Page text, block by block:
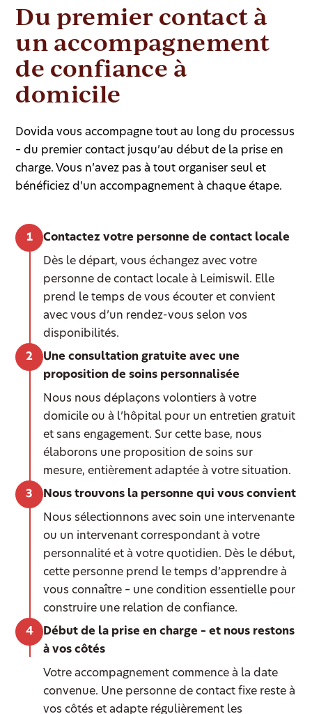
Du premier contact à
un accompagnement
de confiance à
domicile
Dovida vous accompagne tout au long du processus
– du premier contact jusqu’au début de la prise en
charge. Vous n’avez pas à tout organiser seul et
bénéficiez d’un accompagnement à chaque étape.
Contactez votre personne de contact locale
Dès le départ, vous échangez avec votre
personne de contact locale à Leimiswil. Elle
prend le temps de vous écouter et convient
avec vous d’un rendez-vous selon vos
disponibilités.
Une consultation gratuite avec une
proposition de soins personnalisée
Nous nous déplaçons volontiers à votre
domicile ou à l’hôpital pour un entretien gratuit
et sans engagement. Sur cette base, nous
élaborons une proposition de soins sur
mesure, entièrement adaptée à votre situation.
Nous trouvons la personne qui vous convient
Nous sélectionnons avec soin une intervenante
ou un intervenant correspondant à votre
personnalité et à votre quotidien. Dès le début,
cette personne prend le temps d’apprendre à
vous connaître – une condition essentielle pour
construire une relation de confiance.
Début de la prise en charge – et nous restons
à vos côtés
Votre accompagnement commence à la date
convenue. Une personne de contact fixe reste à
vos côtés et adapte régulièrement les